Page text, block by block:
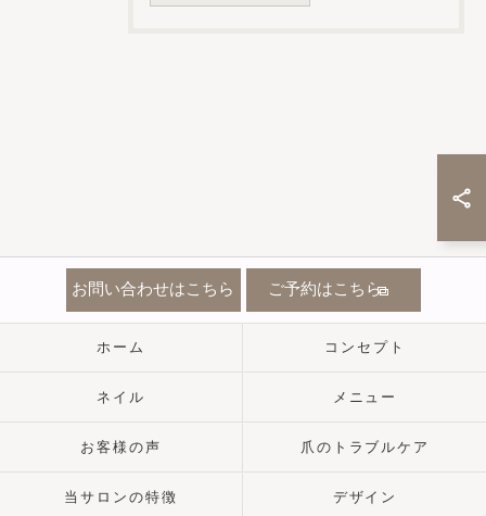
お問い合わせはこちら ご予約はこちら
ホーム コンセプト
ネイル メニュー
お客様の声 爪のトラブルケア
当サロンの特徴 デザイン